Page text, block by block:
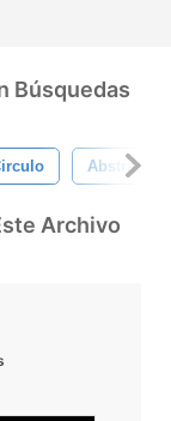
Búsquedas
Abstracto
Archivo